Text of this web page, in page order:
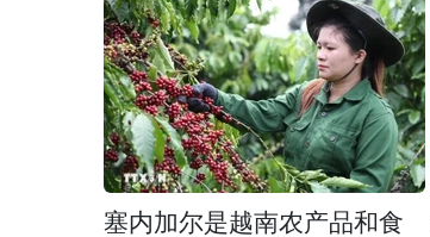
塞内加尔是越南农产品和食